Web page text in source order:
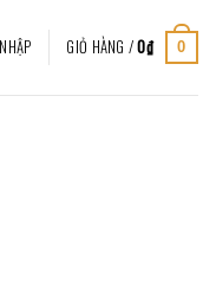
GIỎ HÀNG /0₫ 0